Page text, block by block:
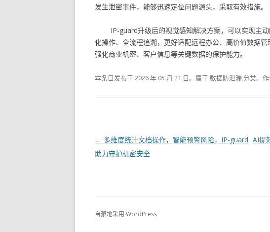
发生泄密事件，能够迅速定位问题源头，采取有效措施。
IP-guard升级后的视觉感知解决方案，可以实现主
化操作、全流程追溯，更好适配远程办公、高价值数据
强化商业机密、客户信息等关键数据的保护能力。
本条目发布于2026 年 05 月 21 日。属于数据防泄漏分类。
文章导航
← 多维度统计文档操作，智能预警风险，IP-guard
助力守护机密安全
AI提
自豪地采用 WordPress